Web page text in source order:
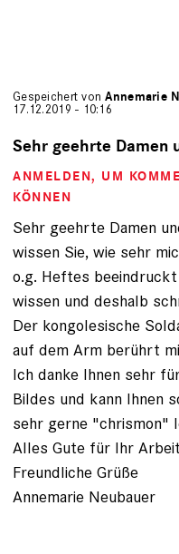
Gespeichert vonAnnemarie
17.12.2019 - 10:16
Sehr geehrte Damen
ANMELDEN, UM
KÖNNEN
Sehr geehrte Damen
wissen Sie, wie sehr
o.g. Heftes
wissen und deshalb
Der kongolesische
auf dem Arm berührt
Ich danke Ihnen sehr
Bildes und kann Ihnen
sehr gerne "chrismon"
Alles Gute für Ihr
Freundliche Grüße
Annemarie Neubauer